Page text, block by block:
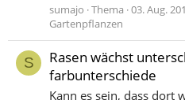
sumajo Thema 03. Aug.
Gartenpflanzen
S
Rasen wächst
farbunterschiede
Kann es sein, dass dort